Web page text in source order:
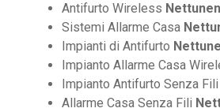
Antifurto Wireless
Sistemi Allarme Casa
Impianti di Antifurto
Impianto Allarme Casa
Impianto Antifurto Senza Fili
Allarme Casa Senza Fili